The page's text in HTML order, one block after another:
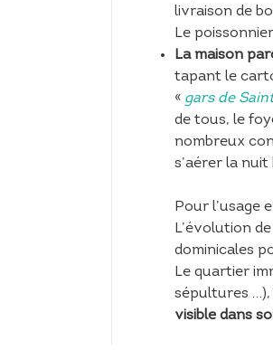
livraison de
Le
La maison
tapant le
« gars de
de tous, le
nombreux
s’aérer la
Pour l’usage
L’évolution
dominicales
Le quartier
sépultures …),
visible dans